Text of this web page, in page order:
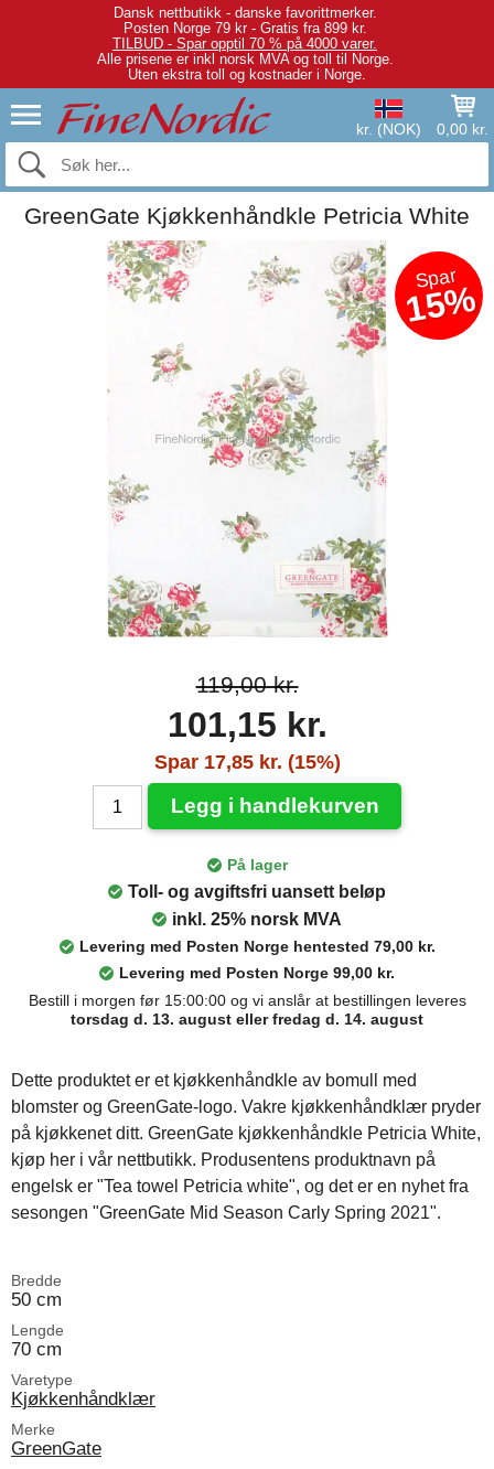
Dansk nettbutikk - danske favorittmerker.
Posten Norge 79 kr - Gratis fra 899 kr.
TILBUD - Spar opptil 70 % på 4000 varer.
Alle prisene er inkl norsk MVA og toll til Norge.
Uten ekstra toll og kostnader i Norge.
kr. (NOK) 0,00 kr.
GreenGate Kjøkkenhåndkle Petricia White
Spar
15%
119,00 kr.
101,15 kr.
Spar 17,85 kr. (15%)
Legg i handlekurven
På lager
Toll- og avgiftsfri uansett beløp
inkl. 25% norsk MVA
Levering med Posten Norge hentested 79,00 kr.
Levering med Posten Norge 99,00 kr.
Bestill i morgen før 15:00:00 og vi anslår at bestillingen leveres
torsdag d. 13. august eller fredag d. 14. august
Dette produktet er et kjøkkenhåndkle av bomull med
blomster og GreenGate-logo. Vakre kjøkkenhåndklær pryder
på kjøkkenet ditt. GreenGate kjøkkenhåndkle Petricia White,
kjøp her i vår nettbutikk. Produsentens produktnavn på
engelsk er "Tea towel Petricia white", og det er en nyhet fra
sesongen "GreenGate Mid Season Carly Spring 2021".
Bredde
50 cm
Lengde
70 cm
Varetype
Kjøkkenhåndklær
Merke
GreenGate